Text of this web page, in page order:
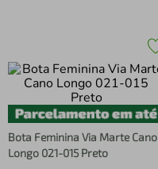
Bota Feminina Via Marte Cano
Longo 021-015 Preto